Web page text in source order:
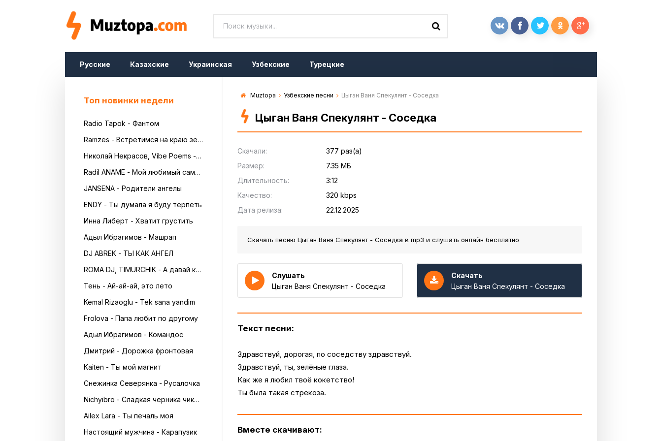
Русские Казахские Украинская Узбекские Турецкие
Топ новинки недели
Radio Tapok - Фантом
Ramzes - Встретимся на краю земли
Николай Некрасов, Vibe Poems - Русь
Radil ANAME - Мой любимый самый красивый
JANSENA - Родители ангелы
ENDY - Ты думала я буду терпеть
Инна Либерт - Хватит грустить
Адыл Ибрагимов - Машрап
DJ ABREK - ТЫ КАК АНГЕЛ
ROMA DJ, TIMURCHIK - А давай кружитись в танці
Тень - Ай-ай-ай, это лето
Kemal Rizaoglu - Tek sana yandim
Frolova - Папа любит по другому
Адыл Ибрагимов - Командос
Дмитрий - Дорожка фронтовая
Kaiten - Ты мой магнит
Снежинка Северянка - Русалочка
Nichyibro - Сладкая черника чика чика
Ailex Lara - Ты печаль моя
Настоящий мужчина - Карапузик
Muztopa Узбекские песни Цыган Ваня Спекулянт - Соседка
Цыган Ваня Спекулянт - Соседка
Скачали:
377 раз(а)
Размер:
7.35 МБ
Длительность:
3:12
Качество:
320 kbps
Дата релиза:
22.12.2025
Скачать песню Цыган Ваня Спекулянт - Соседка в mp3 и слушать онлайн бесплатно
Слушать
Цыган Ваня Спекулянт - Соседка
Скачать
Цыган Ваня Спекулянт - Соседка
Текст песни:
Здравствуй, дорогая, по соседству здравствуй.
Здравствуй, ты, зелёные глаза.
Как же я любил твоё кокетство!
Ты была такая стрекоза.
Вместе скачивают: